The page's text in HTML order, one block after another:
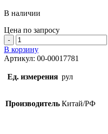
В наличии
Цена по запросу
Количество
товара
Сетка
базальт
25х25мм
0,25х50м
В корзину
Артикул: 00-00017781
Ед. измерения рул
Производитель Китай/РФ